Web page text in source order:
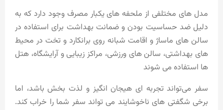
مدل های مختلفی از ملحفه های یکبار مصرف وجود دارد که به
دلیل ضد حساسیت بودن و ضمانت بهداشت برای استفاده در
سالن های ماساژ و اقامت شبانه روی برانکارد و تخت در محیط
های بهداشتی، سالن های ورزشی، مراکز زیبایی و آرایشگاه، هتل
ها استفاده می شوند
سفر می‌تواند تجربه‌ ای هیجان‌ انگیز و لذت‌ بخش باشد، اما
برخی شگفتی‌ های ناخوشایند می تواند سفر شما را خراب کند.